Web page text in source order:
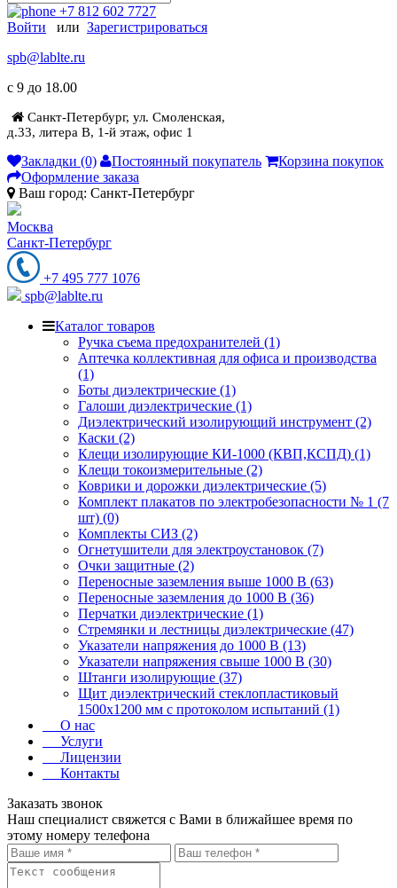
+7 812 602 7727
Войти или Зарегистрироваться
spb@lablte.ru
c 9 до 18.00
Санкт-Петербург, ул. Смоленская,
д.33, литера В, 1-й этаж, офис 1
Закладки (0) Постоянный покупатель
Корзина покупок
Оформление заказа
Ваш город: Санкт-Петербург
Москва
Санкт-Петербург
+7 495 777 1076
spb@lablte.ru
Каталог товаров
Ручка съема предохранителей (1)
Аптечка коллективная для офиса и производства
(1)
Боты диэлектрические (1)
Галоши диэлектрические (1)
Диэлектрический изолирующий инструмент (2)
Каски (2)
Клещи изолирующие КИ-1000 (КВП,КСПД) (1)
Клещи токоизмерительные (2)
Коврики и дорожки диэлектрические (5)
Комплект плакатов по электробезопасности № 1 (7
шт) (0)
Комплекты СИЗ (2)
Огнетушители для электроустановок (7)
Очки защитные (2)
Переносные заземления выше 1000 В (63)
Переносные заземления до 1000 В (36)
Перчатки диэлектрические (1)
Стремянки и лестницы диэлектрические (47)
Указатели напряжения до 1000 В (13)
Указатели напряжения свыше 1000 В (30)
Штанги изолирующие (37)
Щит диэлектрический стеклопластиковый
1500х1200 мм с протоколом испытаний (1)
О нас
Услуги
Лицензии
Контакты
Заказать звонок
Наш специалист свяжется с Вами в ближайшее время по
этому номеру телефона